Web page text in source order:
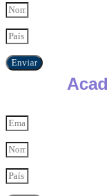
Enviar